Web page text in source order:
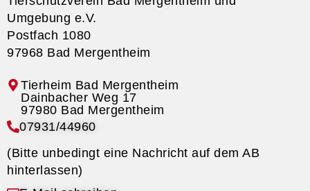
Umgebung e.V.
Postfach 1080
97968 Bad Mergentheim
Tierheim Bad Mergentheim
07931/44960
(Bitte unbedingt eine Nachricht auf dem AB
hinterlassen)